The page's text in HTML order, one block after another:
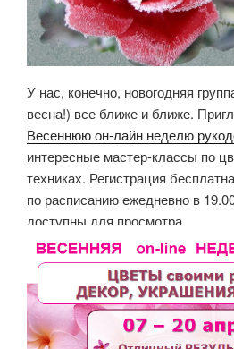
У нас, конечно, новогодняя
весна!) все ближе и ближе.
Весеннюю он-лайн неделю
интересные мастер-классы по
техниках. Регистрация
по расписанию ежедневно в
доступны для просмотра.